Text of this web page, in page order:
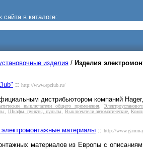
сайта в каталоге:
изделия / Изделия
:: http://www.epclub.ru/
дистрибьютором компаний
выключатели общего применения,
, Шкафы, пункты, пульты, Выключатели автоматические,
материалы :: http://
материалов из Европы с